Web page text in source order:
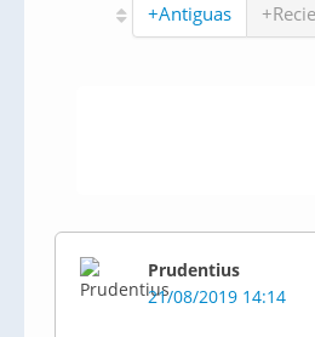
+Antiguas
Prudentius
21/08/2019 14:14